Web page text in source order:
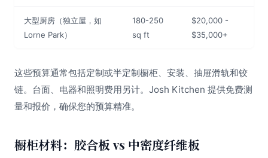
大型厨房（独立屋，如
Lorne Park）
180-250
sq ft
$20,000 -
$35,000+
这些预算通常包括定制或半定制橱柜、安装、抽屉滑轨和铰
链。台面、电器和照明费用另计。Josh Kitchen 提供免费测
量和报价，确保您的预算精准。
橱柜材料：胶合板 vs 中密度纤维板